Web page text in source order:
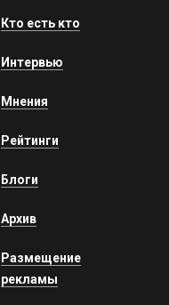
Кто есть кто
Интервью
Мнения
Рейтинги
Блоги
Архив
Размещение
рекламы